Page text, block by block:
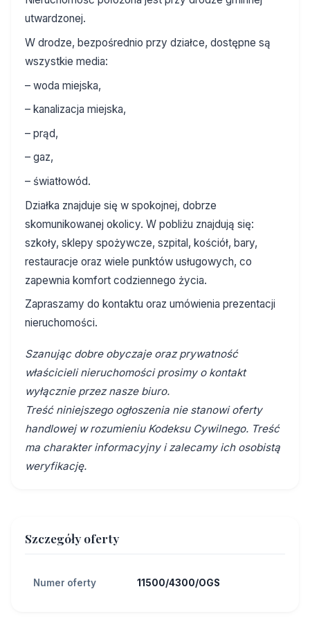
utwardzonej.
W drodze, bezpośrednio przy działce, dostępne są
wszystkie media:
– woda miejska,
– kanalizacja miejska,
– prąd,
– gaz,
– światłowód.
Działka znajduje się w spokojnej, dobrze
skomunikowanej okolicy. W pobliżu znajdują się:
szkoły, sklepy spożywcze, szpital, kościół, bary,
restauracje oraz wiele punktów usługowych, co
zapewnia komfort codziennego życia.
Zapraszamy do kontaktu oraz umówienia prezentacji
nieruchomości.
Szanując dobre obyczaje oraz prywatność
właścicieli nieruchomości prosimy o kontakt
wyłącznie przez nasze biuro.
Treść niniejszego ogłoszenia nie stanowi oferty
handlowej w rozumieniu Kodeksu Cywilnego. Treść
ma charakter informacyjny i zalecamy ich osobistą
weryfikację.
Szczegóły oferty
Numer oferty 11500/4300/OGS